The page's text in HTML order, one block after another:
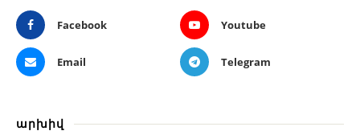
Facebook Youtube
Email Telegram
արխիվ